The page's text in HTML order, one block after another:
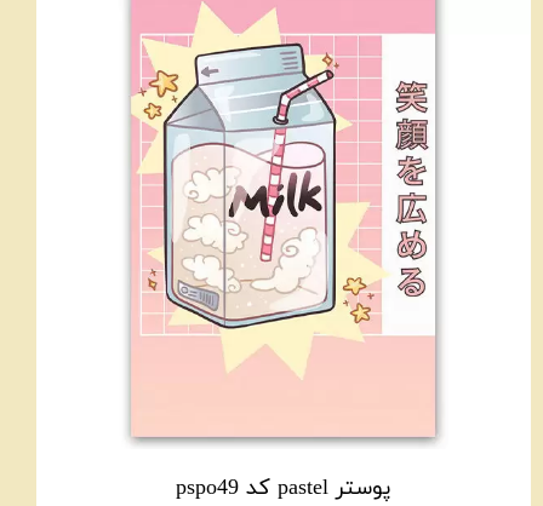
پوستر pastel کد pspo49